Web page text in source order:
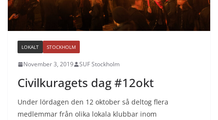
LOKALT STOCKHOLM
November 3, 2019 SUF Stockholm
Civilkuragets dag #12okt
Under lördagen den 12 oktober så deltog flera
medlemmar från olika lokala klubbar inom